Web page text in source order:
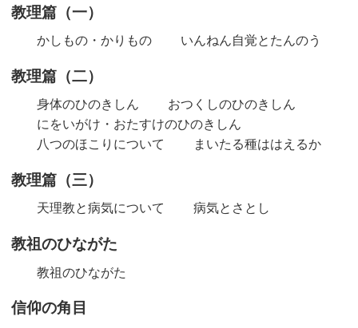
教理篇（一）
かしもの・かりもの いんねん自覚とたんのう
教理篇（二）
身体のひのきしん
おつくしのひのきしん
にをいがけ・おたすけのひのきしん
八つのほこりについて
まいたる種ははえるか
教理篇（三）
天理教と病気について 病気とさとし
教祖のひながた
教祖のひながた
信仰の角目